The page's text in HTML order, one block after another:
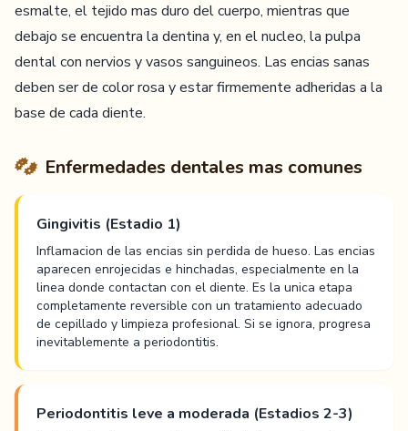
esmalte, el tejido mas duro del cuerpo, mientras que
debajo se encuentra la dentina y, en el nucleo, la pulpa
dental con nervios y vasos sanguineos. Las encias sanas
deben ser de color rosa y estar firmemente adheridas a la
base de cada diente.
Enfermedades dentales mas comunes
Gingivitis (Estadio 1)
Inflamacion de las encias sin perdida de hueso. Las encias
aparecen enrojecidas e hinchadas, especialmente en la
linea donde contactan con el diente. Es la unica etapa
completamente reversible con un tratamiento adecuado
de cepillado y limpieza profesional. Si se ignora, progresa
inevitablemente a periodontitis.
Periodontitis leve a moderada (Estadios 2-3)